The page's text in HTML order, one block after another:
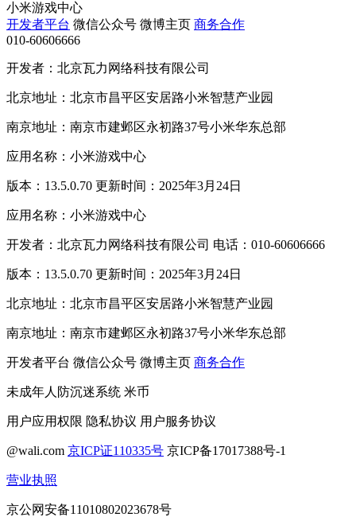
小米游戏中心
开发者平台 微信公众号 微博主页 商务合作
010-60606666
开发者：北京瓦力网络科技有限公司
北京地址：北京市昌平区安居路小米智慧产业园
南京地址：南京市建邺区永初路37号小米华东总部
应用名称：小米游戏中心
版本：13.5.0.70 更新时间：2025年3月24日
应用名称：小米游戏中心
开发者：北京瓦力网络科技有限公司 电话：010-60606666
版本：13.5.0.70 更新时间：2025年3月24日
北京地址：北京市昌平区安居路小米智慧产业园
南京地址：南京市建邺区永初路37号小米华东总部
开发者平台 微信公众号 微博主页 商务合作
未成年人防沉迷系统 米币
用户应用权限 隐私协议 用户服务协议
@wali.com 京ICP证110335号 京ICP备17017388号-1
营业执照
京公网安备11010802023678号